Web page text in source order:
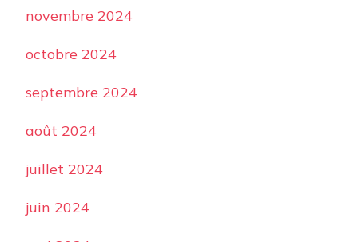
novembre 2024
octobre 2024
septembre 2024
août 2024
juillet 2024
juin 2024